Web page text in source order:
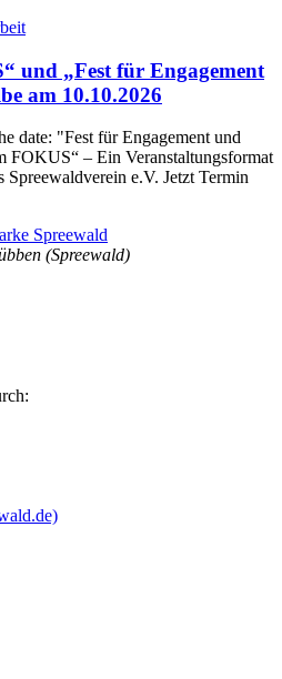
und „Fest für Engagement
am 10.10.2026
date: "Fest für Engagement und
FOKUS“ – Ein Veranstaltungsformat
Spreewaldverein e.V. Jetzt Termin
Spreewald
(Spreewald)